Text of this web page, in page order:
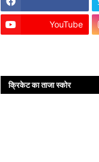
YouTube
क्रिकेट का ताजा स्कोर